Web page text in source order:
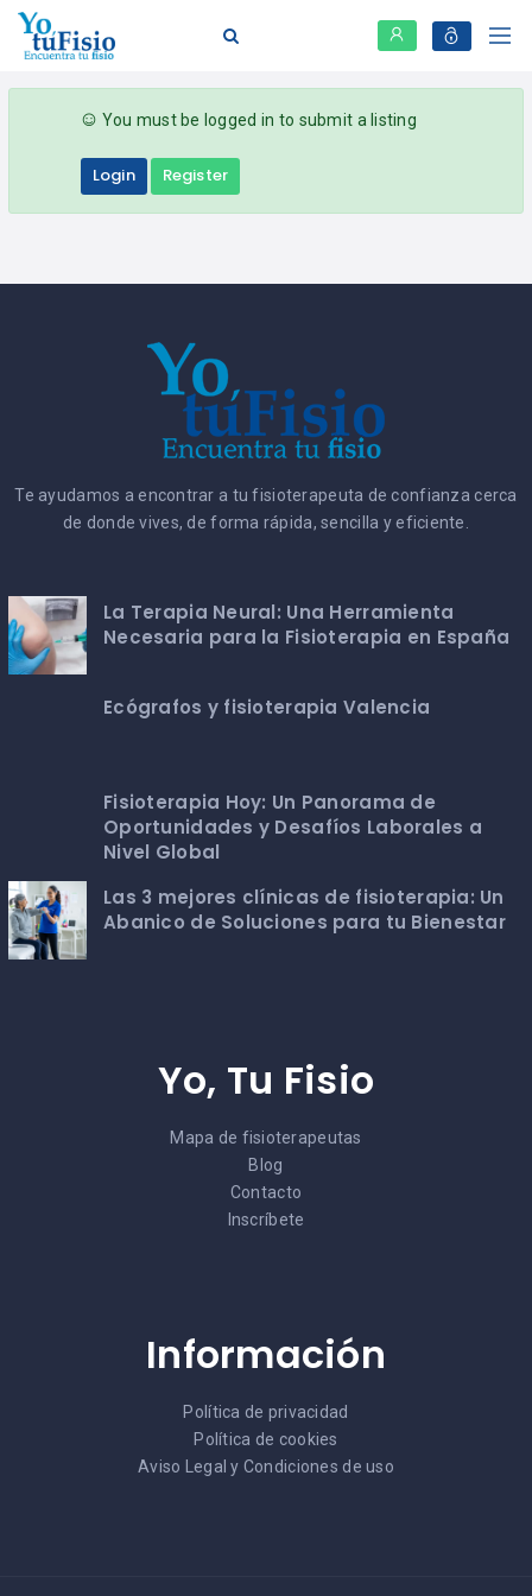
You must be logged in to submit a listing
Login Register
Te ayudamos a encontrar a tu fisioterapeuta de confianza cerca
de donde vives, de forma rápida, sencilla y eficiente.
La Terapia Neural: Una Herramienta
Necesaria para la Fisioterapia en España
Ecógrafos y fisioterapia Valencia
Fisioterapia Hoy: Un Panorama de
Oportunidades y Desafíos Laborales a
Nivel Global
Las 3 mejores clínicas de fisioterapia: Un
Abanico de Soluciones para tu Bienestar
Yo, Tu Fisio
Mapa de fisioterapeutas
Blog
Contacto
Inscríbete
Información
Política de privacidad
Política de cookies
Aviso Legal y Condiciones de uso